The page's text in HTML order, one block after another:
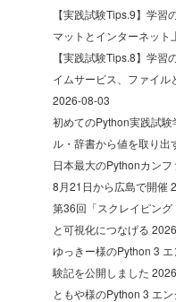
【実践試験Tips.9】学
マットとインターネット
【実践試験Tips.8】学
イムサービス、ファイル
2026-08-03
初めてのPython実践試
ル・辞書から値を取り出
日本最大のPythonカンフ
8月21日から広島で開催
第36回「スクレイピン
と可視化につなげる
ゆっきー様のPython 3
験記を公開しました
ともや様のPython 3 エ